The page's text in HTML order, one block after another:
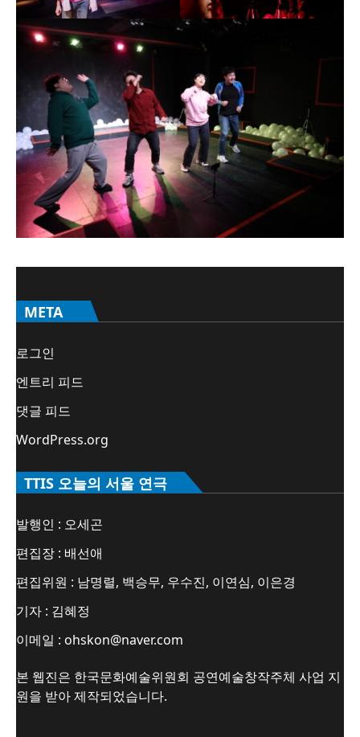
META
로그인
엔트리 피드
댓글 피드
WordPress.org
TTIS 오늘의 서울 연극
발행인 : 오세곤
편집장 : 배선애
편집위원 : 남명렬, 백승무, 우수진, 이연심, 이은경
기자 : 김혜정
이메일 : ohskon@naver.com
본 웹진은 한국문화예술위원회 공연예술창작주체 사업 지
원을 받아 제작되었습니다.